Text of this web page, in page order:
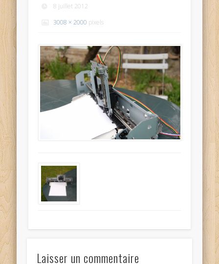
8 juillet 2012
3008 × 2000 pixels
Laisser un commentaire